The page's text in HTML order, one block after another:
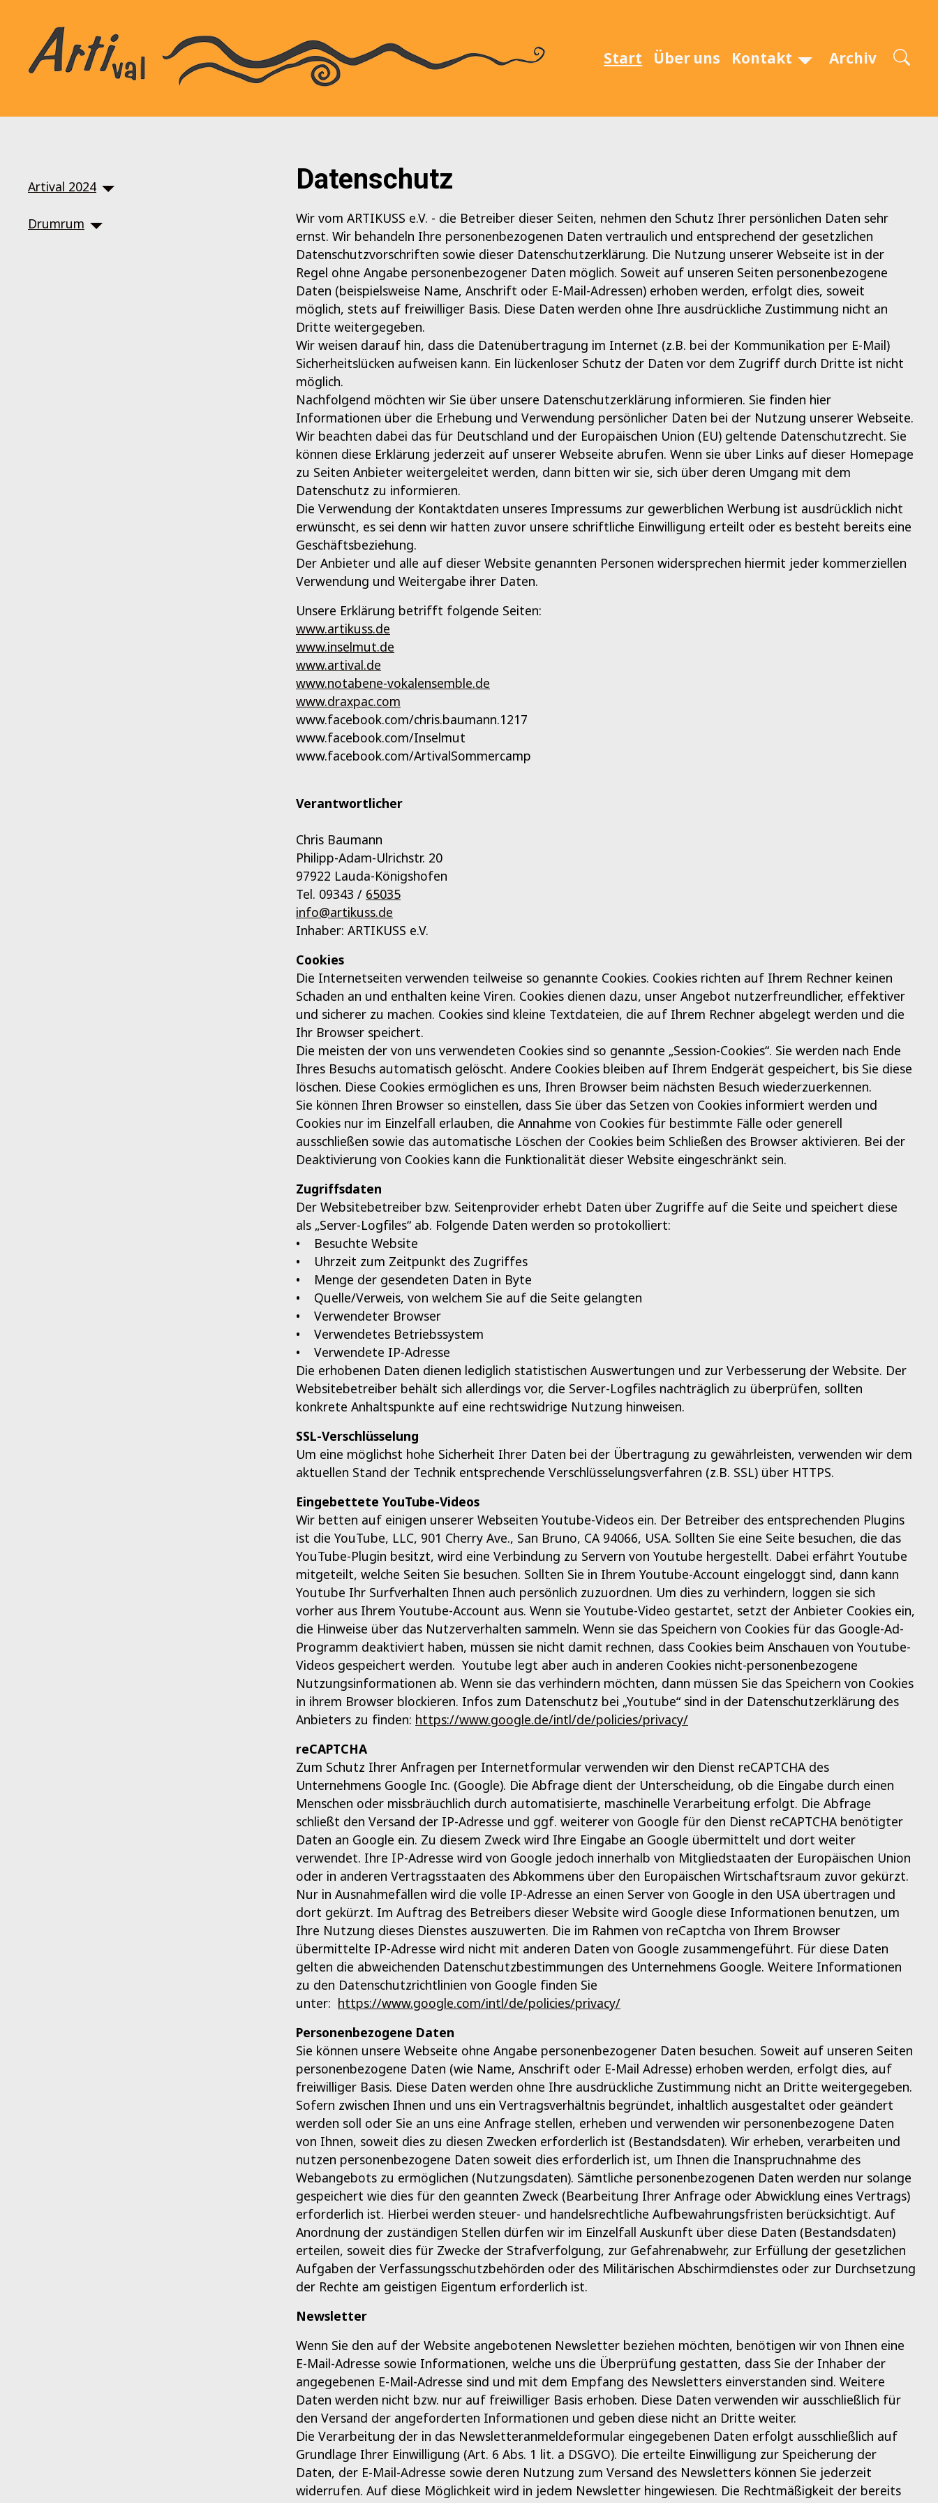
SKIP TO MAIN CONTENT
Start
Über uns Kontakt Archiv
Artival 2024
Drumrum
Datenschutz
Wir vom ARTIKUSS e.V. - die Betreiber dieser Seiten, nehmen den Schutz Ihrer persönlichen Daten sehr
ernst. Wir behandeln Ihre personenbezogenen Daten vertraulich und entsprechend der gesetzlichen
Datenschutzvorschriften sowie dieser Datenschutzerklärung. Die Nutzung unserer Webseite ist in der
Regel ohne Angabe personenbezogener Daten möglich. Soweit auf unseren Seiten personenbezogene
Daten (beispielsweise Name, Anschrift oder E-Mail-Adressen) erhoben werden, erfolgt dies, soweit
möglich, stets auf freiwilliger Basis. Diese Daten werden ohne Ihre ausdrückliche Zustimmung nicht an
Dritte weitergegeben.
Wir weisen darauf hin, dass die Datenübertragung im Internet (z.B. bei der Kommunikation per E-Mail)
Sicherheitslücken aufweisen kann. Ein lückenloser Schutz der Daten vor dem Zugriff durch Dritte ist nicht
möglich.
Nachfolgend möchten wir Sie über unsere Datenschutzerklärung informieren. Sie finden hier
Informationen über die Erhebung und Verwendung persönlicher Daten bei der Nutzung unserer Webseite.
Wir beachten dabei das für Deutschland und der Europäischen Union (EU) geltende Datenschutzrecht. Sie
können diese Erklärung jederzeit auf unserer Webseite abrufen. Wenn sie über Links auf dieser Homepage
zu Seiten Anbieter weitergeleitet werden, dann bitten wir sie, sich über deren Umgang mit dem
Datenschutz zu informieren.
Die Verwendung der Kontaktdaten unseres Impressums zur gewerblichen Werbung ist ausdrücklich nicht
erwünscht, es sei denn wir hatten zuvor unsere schriftliche Einwilligung erteilt oder es besteht bereits eine
Geschäftsbeziehung.
Der Anbieter und alle auf dieser Website genannten Personen widersprechen hiermit jeder kommerziellen
Verwendung und Weitergabe ihrer Daten.
Unsere Erklärung betrifft folgende Seiten:
www.artikuss.de
www.inselmut.de
www.artival.de
www.notabene-vokalensemble.de
www.draxpac.com
www.facebook.com/chris.baumann.1217
www.facebook.com/Inselmut
www.facebook.com/ArtivalSommercamp
Verantwortlicher
Chris Baumann
Philipp-Adam-Ulrichstr. 20
97922 Lauda-Königshofen
Tel. 09343 / 65035
info@artikuss.de
Inhaber: ARTIKUSS e.V.
Cookies
Die Internetseiten verwenden teilweise so genannte Cookies. Cookies richten auf Ihrem Rechner keinen
Schaden an und enthalten keine Viren. Cookies dienen dazu, unser Angebot nutzerfreundlicher, effektiver
und sicherer zu machen. Cookies sind kleine Textdateien, die auf Ihrem Rechner abgelegt werden und die
Ihr Browser speichert.
Die meisten der von uns verwendeten Cookies sind so genannte „Session-Cookies“. Sie werden nach Ende
Ihres Besuchs automatisch gelöscht. Andere Cookies bleiben auf Ihrem Endgerät gespeichert, bis Sie diese
löschen. Diese Cookies ermöglichen es uns, Ihren Browser beim nächsten Besuch wiederzuerkennen.
Sie können Ihren Browser so einstellen, dass Sie über das Setzen von Cookies informiert werden und
Cookies nur im Einzelfall erlauben, die Annahme von Cookies für bestimmte Fälle oder generell
ausschließen sowie das automatische Löschen der Cookies beim Schließen des Browser aktivieren. Bei der
Deaktivierung von Cookies kann die Funktionalität dieser Website eingeschränkt sein.
Zugriffsdaten
Der Websitebetreiber bzw. Seitenprovider erhebt Daten über Zugriffe auf die Seite und speichert diese
als „Server-Logfiles“ ab. Folgende Daten werden so protokolliert:
• Besuchte Website
• Uhrzeit zum Zeitpunkt des Zugriffes
• Menge der gesendeten Daten in Byte
• Quelle/Verweis, von welchem Sie auf die Seite gelangten
• Verwendeter Browser
• Verwendetes Betriebssystem
• Verwendete IP-Adresse
Die erhobenen Daten dienen lediglich statistischen Auswertungen und zur Verbesserung der Website. Der
Websitebetreiber behält sich allerdings vor, die Server-Logfiles nachträglich zu überprüfen, sollten
konkrete Anhaltspunkte auf eine rechtswidrige Nutzung hinweisen.
SSL-Verschlüsselung
Um eine möglichst hohe Sicherheit Ihrer Daten bei der Übertragung zu gewährleisten, verwenden wir dem
aktuellen Stand der Technik entsprechende Verschlüsselungsverfahren (z.B. SSL) über HTTPS.
Eingebettete YouTube-Videos
Wir betten auf einigen unserer Webseiten Youtube-Videos ein. Der Betreiber des entsprechenden Plugins
ist die YouTube, LLC, 901 Cherry Ave., San Bruno, CA 94066, USA. Sollten Sie eine Seite besuchen, die das
YouTube-Plugin besitzt, wird eine Verbindung zu Servern von Youtube hergestellt. Dabei erfährt Youtube
mitgeteilt, welche Seiten Sie besuchen. Sollten Sie in Ihrem Youtube-Account eingeloggt sind, dann kann
Youtube Ihr Surfverhalten Ihnen auch persönlich zuzuordnen. Um dies zu verhindern, loggen sie sich
vorher aus Ihrem Youtube-Account aus. Wenn sie Youtube-Video gestartet, setzt der Anbieter Cookies ein,
die Hinweise über das Nutzerverhalten sammeln. Wenn sie das Speichern von Cookies für das Google-Ad-
Programm deaktiviert haben, müssen sie nicht damit rechnen, dass Cookies beim Anschauen von Youtube-
Videos gespeichert werden. Youtube legt aber auch in anderen Cookies nicht-personenbezogene
Nutzungsinformationen ab. Wenn sie das verhindern möchten, dann müssen Sie das Speichern von Cookies
in ihrem Browser blockieren. Infos zum Datenschutz bei „Youtube“ sind in der Datenschutzerklärung des
Anbieters zu finden: https://www.google.de/intl/de/policies/privacy/
reCAPTCHA
Zum Schutz Ihrer Anfragen per Internetformular verwenden wir den Dienst reCAPTCHA des
Unternehmens Google Inc. (Google). Die Abfrage dient der Unterscheidung, ob die Eingabe durch einen
Menschen oder missbräuchlich durch automatisierte, maschinelle Verarbeitung erfolgt. Die Abfrage
schließt den Versand der IP-Adresse und ggf. weiterer von Google für den Dienst reCAPTCHA benötigter
Daten an Google ein. Zu diesem Zweck wird Ihre Eingabe an Google übermittelt und dort weiter
verwendet. Ihre IP-Adresse wird von Google jedoch innerhalb von Mitgliedstaaten der Europäischen Union
oder in anderen Vertragsstaaten des Abkommens über den Europäischen Wirtschaftsraum zuvor gekürzt.
Nur in Ausnahmefällen wird die volle IP-Adresse an einen Server von Google in den USA übertragen und
dort gekürzt. Im Auftrag des Betreibers dieser Website wird Google diese Informationen benutzen, um
Ihre Nutzung dieses Dienstes auszuwerten. Die im Rahmen von reCaptcha von Ihrem Browser
übermittelte IP-Adresse wird nicht mit anderen Daten von Google zusammengeführt. Für diese Daten
gelten die abweichenden Datenschutzbestimmungen des Unternehmens Google. Weitere Informationen
zu den Datenschutzrichtlinien von Google finden Sie
unter: https://www.google.com/intl/de/policies/privacy/
Personenbezogene Daten
Sie können unsere Webseite ohne Angabe personenbezogener Daten besuchen. Soweit auf unseren Seiten
personenbezogene Daten (wie Name, Anschrift oder E-Mail Adresse) erhoben werden, erfolgt dies, auf
freiwilliger Basis. Diese Daten werden ohne Ihre ausdrückliche Zustimmung nicht an Dritte weitergegeben.
Sofern zwischen Ihnen und uns ein Vertragsverhältnis begründet, inhaltlich ausgestaltet oder geändert
werden soll oder Sie an uns eine Anfrage stellen, erheben und verwenden wir personenbezogene Daten
von Ihnen, soweit dies zu diesen Zwecken erforderlich ist (Bestandsdaten). Wir erheben, verarbeiten und
nutzen personenbezogene Daten soweit dies erforderlich ist, um Ihnen die Inanspruchnahme des
Webangebots zu ermöglichen (Nutzungsdaten). Sämtliche personenbezogenen Daten werden nur solange
gespeichert wie dies für den geannten Zweck (Bearbeitung Ihrer Anfrage oder Abwicklung eines Vertrags)
erforderlich ist. Hierbei werden steuer- und handelsrechtliche Aufbewahrungsfristen berücksichtigt. Auf
Anordnung der zuständigen Stellen dürfen wir im Einzelfall Auskunft über diese Daten (Bestandsdaten)
erteilen, soweit dies für Zwecke der Strafverfolgung, zur Gefahrenabwehr, zur Erfüllung der gesetzlichen
Aufgaben der Verfassungsschutzbehörden oder des Militärischen Abschirmdienstes oder zur Durchsetzung
der Rechte am geistigen Eigentum erforderlich ist.
Newsletter
Wenn Sie den auf der Website angebotenen Newsletter beziehen möchten, benötigen wir von Ihnen eine
E-Mail-Adresse sowie Informationen, welche uns die Überprüfung gestatten, dass Sie der Inhaber der
angegebenen E-Mail-Adresse sind und mit dem Empfang des Newsletters einverstanden sind. Weitere
Daten werden nicht bzw. nur auf freiwilliger Basis erhoben. Diese Daten verwenden wir ausschließlich für
den Versand der angeforderten Informationen und geben diese nicht an Dritte weiter.
Die Verarbeitung der in das Newsletteranmeldeformular eingegebenen Daten erfolgt ausschließlich auf
Grundlage Ihrer Einwilligung (Art. 6 Abs. 1 lit. a DSGVO). Die erteilte Einwilligung zur Speicherung der
Daten, der E-Mail-Adresse sowie deren Nutzung zum Versand des Newsletters können Sie jederzeit
widerrufen. Auf diese Möglichkeit wird in jedem Newsletter hingewiesen. Die Rechtmäßigkeit der bereits